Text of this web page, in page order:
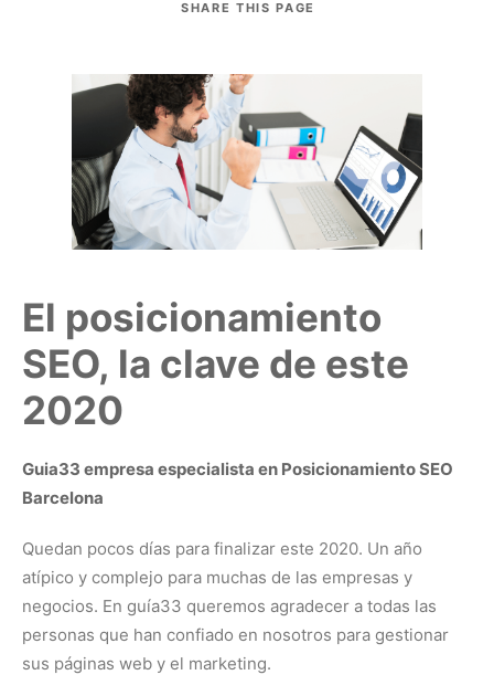
SHARE THIS PAGE
El posicionamiento
SEO, la clave de este
2020
Guia33 empresa especialista en Posicionamiento SEO
Barcelona
Quedan pocos días para finalizar este 2020. Un año
atípico y complejo para muchas de las empresas y
negocios. En guía33 queremos agradecer a todas las
personas que han confiado en nosotros para gestionar
sus páginas web y el marketing.